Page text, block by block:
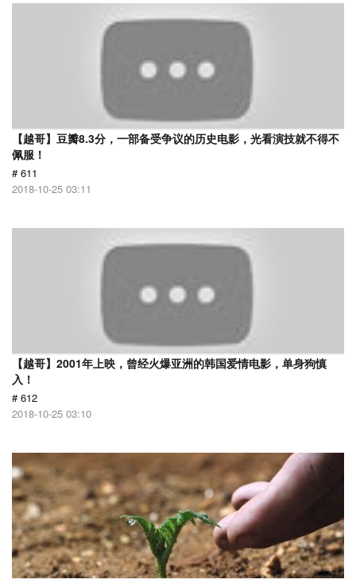
【越哥】豆瓣8.3分，一部备受争议的历史电影，光看演技就不得不
佩服！
# 611
2018-10-25 03:11
【越哥】2001年上映，曾经火爆亚洲的韩国爱情电影，单身狗慎
入！
# 612
2018-10-25 03:10